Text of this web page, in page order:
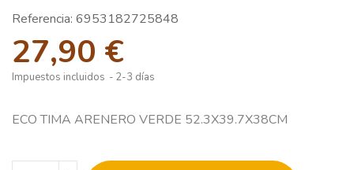
Referencia: 6953182725848
27,90 €
Impuestos incluidos 2-3 días
ECO TIMA ARENERO VERDE 52.3X39.7X38CM